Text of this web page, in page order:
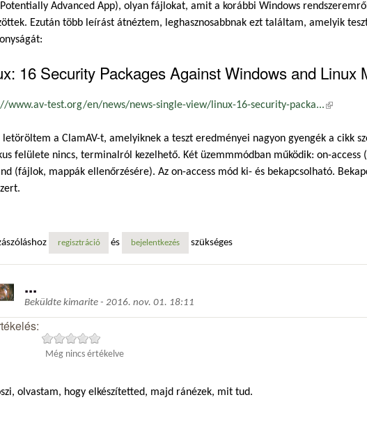
Advanced App), olyan fájlokat, amit a korábbi Windows
Ezután több leírást átnéztem, leghasznosabbnak ezt találtam, amelyik
16 Security Packages Against Windows and Linux
www.av-test.org/en/news/news-single-view/linux-16-security-packa...(külső
letöröltem a ClamAV-t, amelyiknek a teszt eredményei nagyon gyengék a cikk
felülete nincs, terminalról kezelhető. Két üzemmmódban működik: on-access
(fájlok, mappák ellenőrzésére). Az on-access mód ki- és bekapcsolható.
regisztráció és bejelentkezés szükséges
...
Beküldte kimarite - 2016. nov. 01. 18:11
Még nincs értékelve
olvastam, hogy elkészítetted, majd ránézek, mit tud.